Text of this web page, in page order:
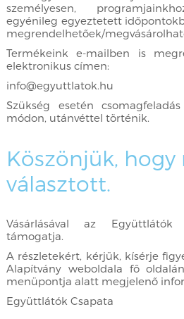
személyesen,
egyénileg egyeztetett
megrendelhetőek/
Termékeink e-mailben is
elektronikus címen:
info@egyuttlatok.hu
Szükség esetén
módon, utánvéttel történik.
Köszönjük,
választott.
Vásárlásával az
támogatja.
A részletekért, kérjük, kísérje
Alapítvány weboldala fő
menüpontja alatt megjelenő
Együttlátók Csapata